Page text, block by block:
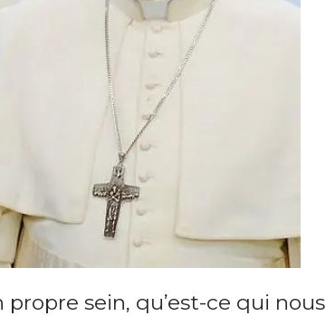
sein, qu’est-ce qui nous